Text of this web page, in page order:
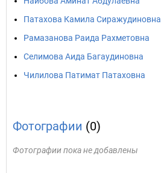
Патахова Камила Сиражудиновна
Рамазанова Раида Рахметовна
Селимова Аида Багаудиновна
Чилилова Патимат Патаховна
Фотографии (0)
Фотографии пока не добавлены